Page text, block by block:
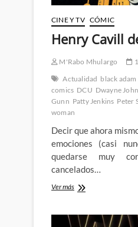
CINE Y TV CÓMIC
Henry Cavill
M'Rabo Mhulargo
Actualidad black adam
comics DCU Dwayne
Gunn Patty Jenkins Peter
woman
Decir que ahora
emociones (casi
quedarse muy
cancelados…
Ver másHenry
de